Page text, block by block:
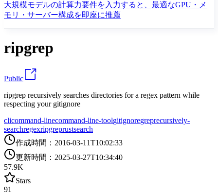
大規模モデルの計算力要件を入力すると、最適なGPU・メ
モリ・サーバー構成を即座に推薦
ripgrep
Public
ripgrep recursively searches directories for a regex pattern while
respecting your gitignore
clicommand-linecommand-line-toolgitignoregreprecursively-
searchregexripgreprustsearch
作成時間 ： 2016-03-11T10:02:33
更新時間 ： 2025-03-27T10:34:40
57.9K
Stars
91